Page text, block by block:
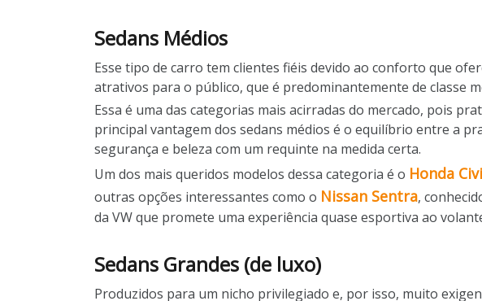
Sedans Médios
Esse tipo de carro tem clientes fiéis devido ao conforto que
atrativos para o público, que é predominantemente de classe
Essa é uma das categorias mais acirradas do mercado, pois
principal vantagem dos sedans médios é o equilíbrio entre a
segurança e beleza com um requinte na medida certa.
Um dos mais queridos modelos dessa categoria é o Honda
outras opções interessantes como o Nissan Sentra,
da VW que promete uma experiência quase esportiva ao
Sedans Grandes (de luxo)
Produzidos para um nicho privilegiado e, por isso, muito